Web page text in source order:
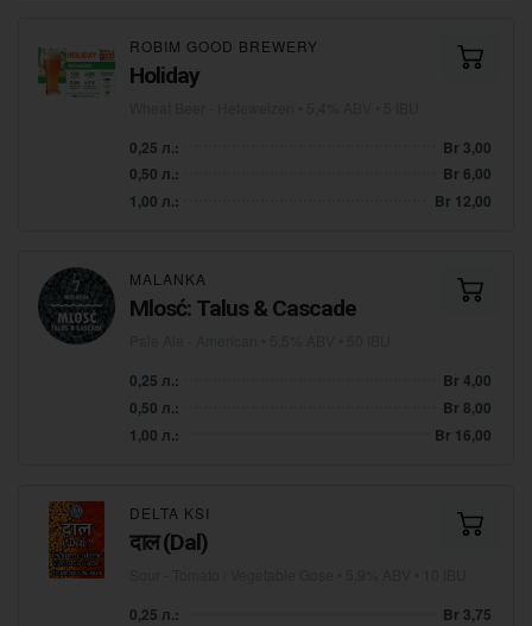
ROBIM GOOD BREWERY
Holiday
0,25 л.:
Br 3,00
0,50 л.:
Br 6,00
1,00 л.:
Br 12,00
MALANKA
Mlosć: Talus & Cascade
0,25 л.:
Br 4,00
0,50 л.:
Br 8,00
1,00 л.:
Br 16,00
DELTA KSI
दाल (Dal)
0,25 л.:
Br 3,75